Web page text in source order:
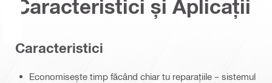
Caracteristici și Aplicații
Caracteristici
Economisește timp făcând chiar tu reparațiile – sistemul